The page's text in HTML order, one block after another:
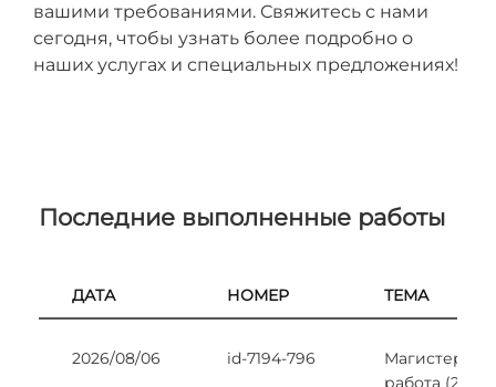
вашими требованиями. Свяжитесь с нами
сегодня, чтобы узнать более подробно о
наших услугах и специальных предложениях!
Последние выполненные работы
ДАТА НОМЕР ТЕМА
2026/08/06 id-7194-796
работа (2